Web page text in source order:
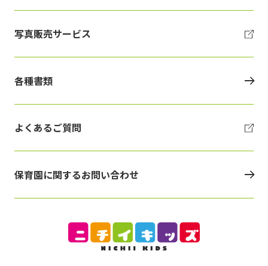
写真販売サービス
各種書類
よくあるご質問
保育園に関するお問い合わせ